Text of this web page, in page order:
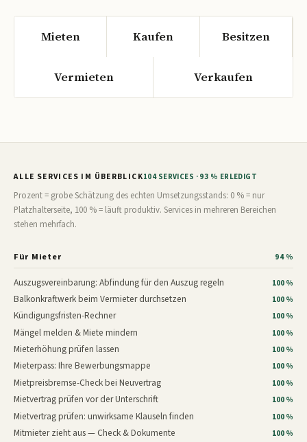
Mieten Kaufen Besitzen
Vermieten Verkaufen
ALLE SERVICES IM ÜBERBLICK104 SERVICES · 93 % ERLEDIGT
Prozent = grobe Schätzung des echten Umsetzungsstands: 0 % = nur
Platzhalterseite, 100 % = läuft produktiv. Services in mehreren Bereichen
stehen mehrfach.
Für Mieter 94 %
Auszugsvereinbarung: Abfindung für den Auszug regeln 100 %
Balkonkraftwerk beim Vermieter durchsetzen 100 %
Kündigungsfristen-Rechner 100 %
Mängel melden & Miete mindern 100 %
Mieterhöhung prüfen lassen 100 %
Mieterpass: Ihre Bewerbungsmappe 100 %
Mietpreisbremse-Check bei Neuvertrag 100 %
Mietvertrag prüfen vor der Unterschrift 100 %
Mietvertrag prüfen: unwirksame Klauseln finden 100 %
Mitmieter zieht aus — Check & Dokumente 100 %